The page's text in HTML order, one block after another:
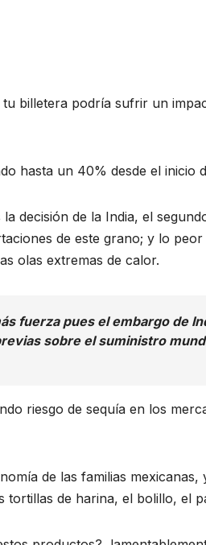
billetera podría sufrir un
hasta un 40% desde el inicio
decisión de la India, el
de este grano; y lo
olas extremas de calor.
fuerza pues el embargo de
sobre el suministro
riesgo de sequía en los
de las familias mexicanas,
tortillas de harina, el bolillo, el